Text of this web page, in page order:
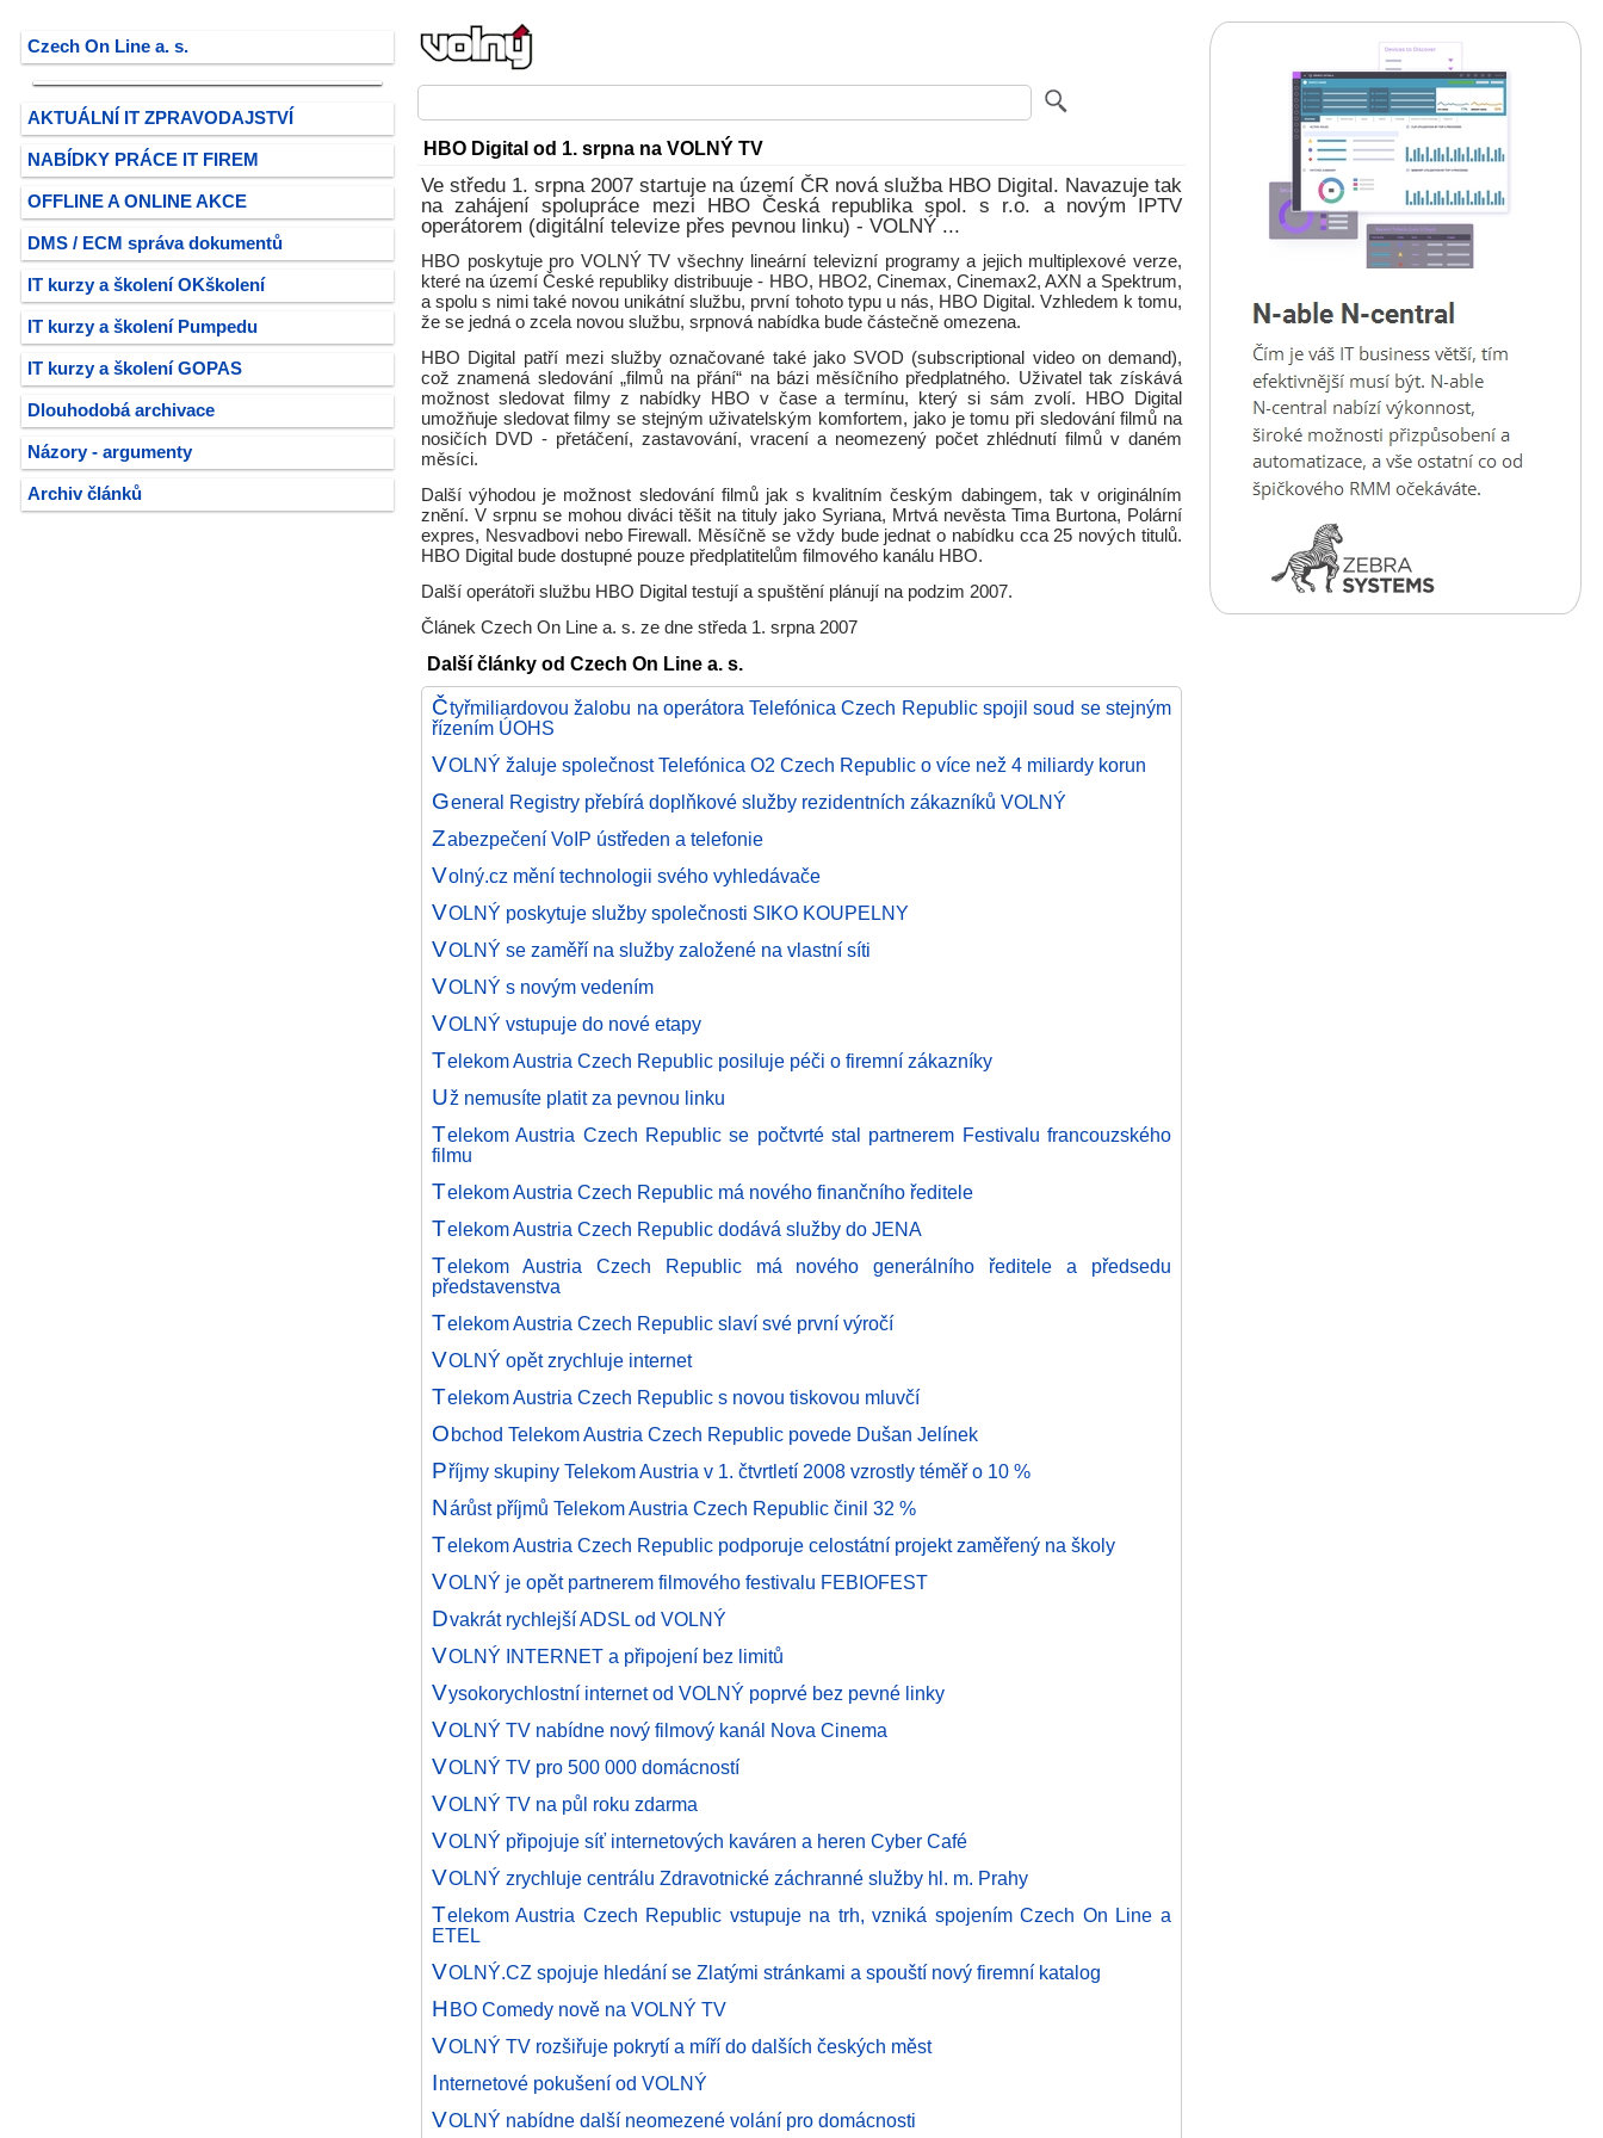
Czech On Line a. s.
AKTUÁLNÍ IT ZPRAVODAJSTVÍ
NABÍDKY PRÁCE IT FIREM
OFFLINE A ONLINE AKCE
DMS / ECM správa dokumentů
IT kurzy a školení OKškolení
IT kurzy a školení Pumpedu
IT kurzy a školení GOPAS
Dlouhodobá archivace
Názory - argumenty
Archiv článků
HBO Digital od 1. srpna na VOLNÝ TV
Ve středu 1. srpna 2007 startuje na území ČR nová služba HBO Digital. Navazuje tak
na zahájení spolupráce mezi HBO Česká republika spol. s r.o. a novým IPTV
operátorem (digitální televize přes pevnou linku) - VOLNÝ ...
HBO poskytuje pro VOLNÝ TV všechny lineární televizní programy a jejich multiplexové verze,
které na území České republiky distribuuje - HBO, HBO2, Cinemax, Cinemax2, AXN a Spektrum,
a spolu s nimi také novou unikátní službu, první tohoto typu u nás, HBO Digital. Vzhledem k tomu,
že se jedná o zcela novou službu, srpnová nabídka bude částečně omezena.
HBO Digital patří mezi služby označované také jako SVOD (subscriptional video on demand),
což znamená sledování „filmů na přání“ na bázi měsíčního předplatného. Uživatel tak získává
možnost sledovat filmy z nabídky HBO v čase a termínu, který si sám zvolí. HBO Digital
umožňuje sledovat filmy se stejným uživatelským komfortem, jako je tomu při sledování filmů na
nosičích DVD - přetáčení, zastavování, vracení a neomezený počet zhlédnutí filmů v daném
měsíci.
Další výhodou je možnost sledování filmů jak s kvalitním českým dabingem, tak v originálním
znění. V srpnu se mohou diváci těšit na tituly jako Syriana, Mrtvá nevěsta Tima Burtona, Polární
expres, Nesvadbovi nebo Firewall. Měsíčně se vždy bude jednat o nabídku cca 25 nových titulů.
HBO Digital bude dostupné pouze předplatitelům filmového kanálu HBO.
Další operátoři službu HBO Digital testují a spuštění plánují na podzim 2007.
Článek Czech On Line a. s. ze dne středa 1. srpna 2007
Další články od Czech On Line a. s.
Čtyřmiliardovou žalobu na operátora Telefónica Czech Republic spojil soud se stejným
řízením ÚOHS
VOLNÝ žaluje společnost Telefónica O2 Czech Republic o více než 4 miliardy korun
General Registry přebírá doplňkové služby rezidentních zákazníků VOLNÝ
Zabezpečení VoIP ústředen a telefonie
Volný.cz mění technologii svého vyhledávače
VOLNÝ poskytuje služby společnosti SIKO KOUPELNY
VOLNÝ se zaměří na služby založené na vlastní síti
VOLNÝ s novým vedením
VOLNÝ vstupuje do nové etapy
Telekom Austria Czech Republic posiluje péči o firemní zákazníky
Už nemusíte platit za pevnou linku
Telekom Austria Czech Republic se počtvrté stal partnerem Festivalu francouzského
filmu
Telekom Austria Czech Republic má nového finančního ředitele
Telekom Austria Czech Republic dodává služby do JENA
Telekom Austria Czech Republic má nového generálního ředitele a předsedu
představenstva
Telekom Austria Czech Republic slaví své první výročí
VOLNÝ opět zrychluje internet
Telekom Austria Czech Republic s novou tiskovou mluvčí
Obchod Telekom Austria Czech Republic povede Dušan Jelínek
Příjmy skupiny Telekom Austria v 1. čtvrtletí 2008 vzrostly téměř o 10 %
Nárůst příjmů Telekom Austria Czech Republic činil 32 %
Telekom Austria Czech Republic podporuje celostátní projekt zaměřený na školy
VOLNÝ je opět partnerem filmového festivalu FEBIOFEST
Dvakrát rychlejší ADSL od VOLNÝ
VOLNÝ INTERNET a připojení bez limitů
Vysokorychlostní internet od VOLNÝ poprvé bez pevné linky
VOLNÝ TV nabídne nový filmový kanál Nova Cinema
VOLNÝ TV pro 500 000 domácností
VOLNÝ TV na půl roku zdarma
VOLNÝ připojuje síť internetových kaváren a heren Cyber Café
VOLNÝ zrychluje centrálu Zdravotnické záchranné služby hl. m. Prahy
Telekom Austria Czech Republic vstupuje na trh, vzniká spojením Czech On Line a
ETEL
VOLNÝ.CZ spojuje hledání se Zlatými stránkami a spouští nový firemní katalog
HBO Comedy nově na VOLNÝ TV
VOLNÝ TV rozšiřuje pokrytí a míří do dalších českých měst
Internetové pokušení od VOLNÝ
VOLNÝ nabídne další neomezené volání pro domácnosti